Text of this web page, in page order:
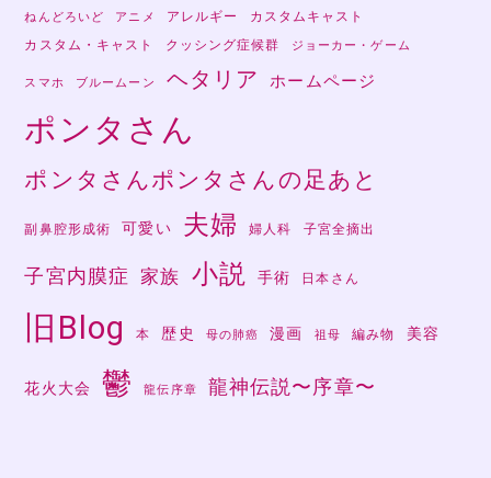
ねんどろいど アニメ アレルギー
カスタムキャスト
カスタム・キャスト
クッシング症候群 ジョーカー・ゲーム
スマホ ブルームーン ヘタリア ホームページ
ポンタさん
ポンタさんポンタさんの足あと
副鼻腔形成術 可愛い 夫婦 婦人科 子宮全摘出
子宮内膜症 家族 小説 手術 日本さん
旧Blog 本 歴史 母の肺癌 漫画 祖母 編み物 美容
花火大会 鬱 龍伝序章 龍神伝説〜序章〜